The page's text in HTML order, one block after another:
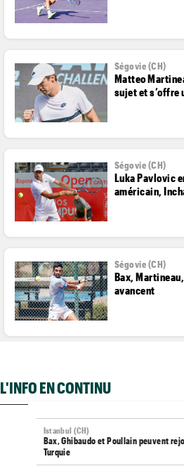
Ségovie (CH)
Matteo
sujet et s’offre
Ségovie (CH)
Luka Pavlovic
américain,
Ségovie (CH)
Bax,
avancent
L'INFO EN CONTINU
Istanbul (CH)
Bax, Ghibaudo et Poullain peuvent
Turquie